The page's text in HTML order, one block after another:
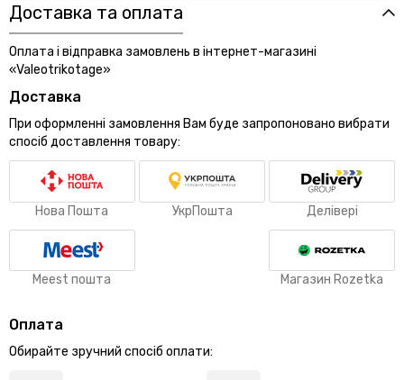
Доставка та оплата
Оплата і відправка замовлень в інтернет-магазині
«Valeotrikotage»
Доставка
При оформленні замовлення Вам буде запропоновано вибрати
спосіб доставлення товару:
Нова Пошта УкрПошта Делівері
Meest пошта Магазин Rozetka
Оплата
Обирайте зручний спосіб оплати: